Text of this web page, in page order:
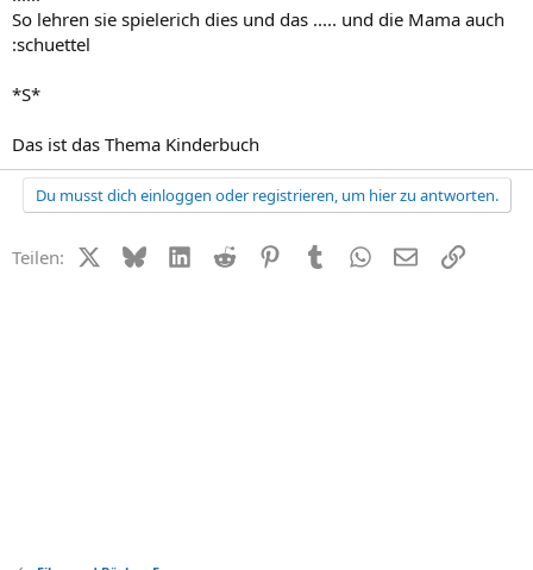
So lehren sie spielerich dies und das ..... und die Mama auch
:schuettel
*S*
Das ist das Thema Kinderbuch
Du musst dich einloggen oder registrieren, um hier zu antworten.
Teilen: X (Twitter)
BlueskyLinkedIn
Reddit PinterestTumblr WhatsApp
E-MailLink